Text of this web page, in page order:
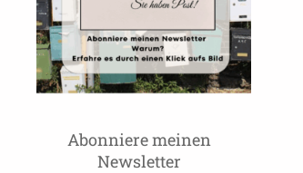
Abonniere meinen
Newsletter